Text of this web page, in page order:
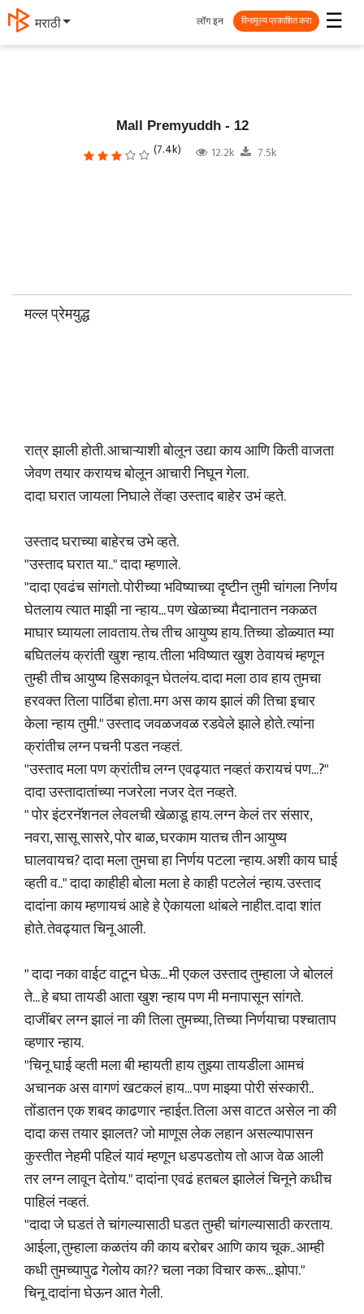
தமிழ் ☰
लॉग इन विनामूल्य प्रकाशित करा
Mall Premyuddh - 12
(7.4k) 12.2k 7.5k
मल्ल प्रेमयुद्ध
रात्र झाली होती. आचाऱ्याशी बोलून उद्या काय आणि किती वाजता
जेवण तयार करायच बोलून आचारी निघून गेला.
दादा घरात जायला निघाले तेंव्हा उस्ताद बाहेर उभं व्हते.
उस्ताद घराच्या बाहेरच उभे व्हते.
"उस्ताद घरात या.." दादा म्हणाले.
"दादा एवढंच सांगतो. पोरीच्या भविष्याच्या दृष्टीन तुमी चांगला निर्णय
घेतलाय त्यात माझी ना न्हाय... पण खेळाच्या मैदानातन नकळत
माघार घ्यायला लावताय. तेच तीच आयुष्य हाय. तिच्या डोळ्यात म्या
बघितलंय क्रांती खुश न्हाय. तीला भविष्यात खुश ठेवायचं म्हणून
तुम्ही तीच आयुष्य हिसकावून घेतलंय. दादा मला ठाव हाय तुमचा
हरवक्त तिला पाठिंबा होता. मग अस काय झालं की तिचा इचार
केला न्हाय तुमी." उस्ताद जवळजवळ रडवेले झाले होते. त्यांना
क्रांतीच लग्न पचनी पडत नव्हतं.
"उस्ताद मला पण क्रांतीच लग्न एवढ्यात नव्हतं करायचं पण...?"
दादा उस्तादातांच्या नजरेला नजर देत नव्हते.
" पोर इंटरनॅशनल लेवलची खेळाडू हाय. लग्न केलं तर संसार,
नवरा, सासू सासरे, पोर बाळ, घरकाम यातच तीन आयुष्य
घालवायच? दादा मला तुमचा हा निर्णय पटला न्हाय. अशी काय घाई
व्हती व.." दादा काहीही बोला मला हे काही पटलेलं न्हाय. उस्ताद
दादांना काय म्हणायचं आहे हे ऐकायला थांबले नाहीत. दादा शांत
होते. तेवढ्यात चिनू आली.
" दादा नका वाईट वाटून घेऊ... मी एकल उस्ताद तुम्हाला जे बोललं
ते... हे बघा तायडी आता खुश न्हाय पण मी मनापासून सांगते.
दाजींबर लग्न झालं ना की तिला तुमच्या, तिच्या निर्णयाचा पश्चाताप
व्हणार न्हाय.
"चिनू घाई व्हती मला बी म्हायती हाय तुझ्या तायडीला आमचं
अचानक अस वागणं खटकलं हाय... पण माझ्या पोरी संस्कारी..
तोंडातन एक शबद काढणार न्हाईत. तिला अस वाटत असेल ना की
दादा कस तयार झालत? जो माणूस लेक लहान असल्यापासन
कुस्तीत नेहमी पहिलं यावं म्हणून धडपडतोय तो आज वेळ आली
तर लग्न लावून देतोय." दादांना एवढं हतबल झालेलं चिनूने कधीच
पाहिलं नव्हतं.
"दादा जे घडतं ते चांगल्यासाठी घडत तुम्ही चांगल्यासाठी करताय.
आईला, तुम्हाला कळतंय की काय बरोबर आणि काय चूक.. आम्ही
कधी तुमच्यापुढ गेलोय का?? चला नका विचार करू... झोपा."
चिनू दादांना घेऊन आत गेली.